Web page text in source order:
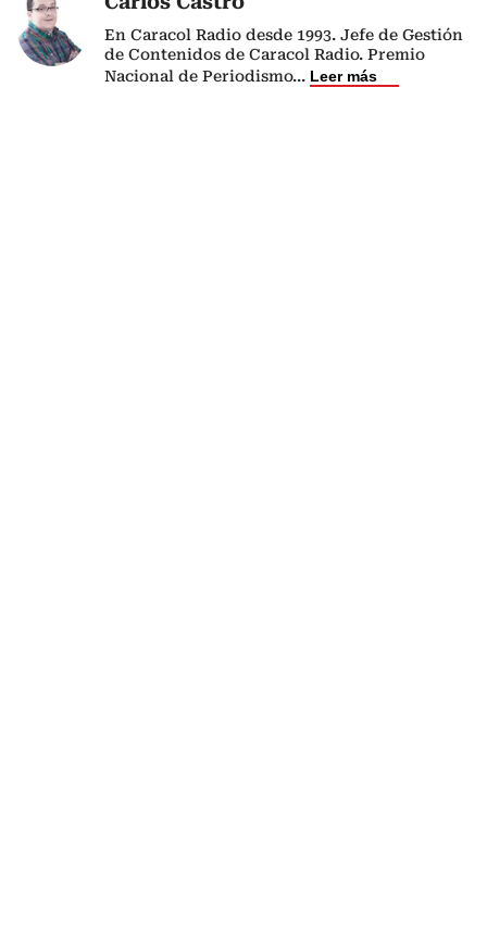
En Caracol Radio desde 1993. Jefe de Gestión
de Contenidos de Caracol Radio. Premio
Nacional de Periodismo... Leer más